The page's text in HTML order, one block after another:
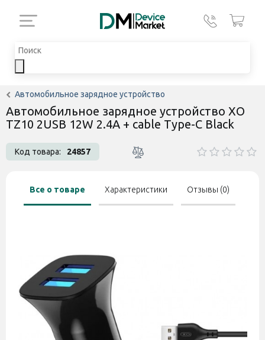
Автомобильное зарядное устройство
Автомобильное зарядное устройство XO
TZ10 2USB 12W 2.4A + cable Type-C Black
Код товара: 24857
Все о товаре Характеристики Отзывы (0)